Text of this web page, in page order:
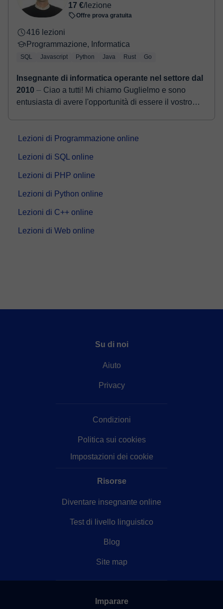
17 €/lezione
Offre prova gratuita
416 lezioni
Programmazione, Informatica
SQL Javascript Python Java Rust Go
Insegnante di informatica operante nel settore dal
2010 ⏤ Ciao a tutti! Mi chiamo Guglielmo e sono
entusiasta di avere l'opportunità di essere il vostro
Lezioni di Programmazione online
Lezioni di SQL online
Lezioni di PHP online
Lezioni di Python online
Lezioni di C++ online
Lezioni di Web online
Su di noi
Aiuto
Privacy
Condizioni
Politica sui cookies
Impostazioni dei cookie
Risorse
Diventare insegnante online
Test di livello linguistico
Blog
Site map
Imparare